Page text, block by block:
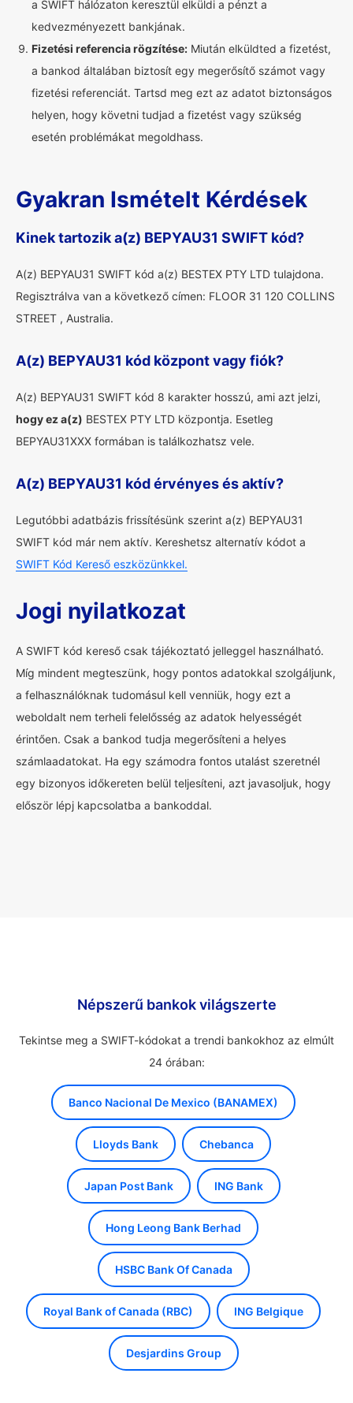
a SWIFT hálózaton keresztül elküldi a pénzt a
kedvezményezett bankjának.
Fizetési referencia rögzítése: Miután elküldted a fizetést,
a bankod általában biztosít egy megerősítő számot vagy
fizetési referenciát. Tartsd meg ezt az adatot biztonságos
helyen, hogy követni tudjad a fizetést vagy szükség
esetén problémákat megoldhass.
Gyakran Ismételt Kérdések
Kinek tartozik a(z) BEPYAU31 SWIFT kód?
A(z) BEPYAU31 SWIFT kód a(z) BESTEX PTY LTD tulajdona.
Regisztrálva van a következő címen: FLOOR 31 120 COLLINS
STREET , Australia.
A(z) BEPYAU31 kód központ vagy fiók?
A(z) BEPYAU31 SWIFT kód 8 karakter hosszú, ami azt jelzi,
hogy ez a(z) BESTEX PTY LTD központja. Esetleg
BEPYAU31XXX formában is találkozhatsz vele.
A(z) BEPYAU31 kód érvényes és aktív?
Legutóbbi adatbázis frissítésünk szerint a(z) BEPYAU31
SWIFT kód már nem aktív. Kereshetsz alternatív kódot a
SWIFT Kód Kereső eszközünkkel.
Jogi nyilatkozat
A SWIFT kód kereső csak tájékoztató jelleggel használható.
Míg mindent megteszünk, hogy pontos adatokkal szolgáljunk,
a felhasználóknak tudomásul kell venniük, hogy ezt a
weboldalt nem terheli felelősség az adatok helyességét
érintően. Csak a bankod tudja megerősíteni a helyes
számlaadatokat. Ha egy számodra fontos utalást szeretnél
egy bizonyos időkereten belül teljesíteni, azt javasoljuk, hogy
először lépj kapcsolatba a bankoddal.
Népszerű bankok világszerte
Tekintse meg a SWIFT-kódokat a trendi bankokhoz az elmúlt
24 órában:
Banco Nacional De Mexico (BANAMEX)
Lloyds Bank Chebanca
Japan Post Bank ING Bank
Hong Leong Bank Berhad
HSBC Bank Of Canada
Royal Bank of Canada (RBC) ING Belgique
Desjardins Group